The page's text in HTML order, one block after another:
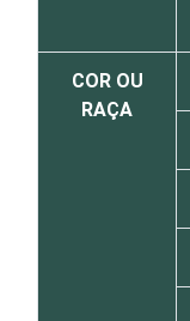
COR OU
RAÇA